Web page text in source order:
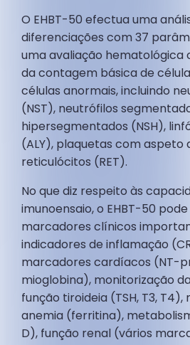
O EHBT-50 efectua uma
diferenciações com 37
uma avaliação hematológica
da contagem básica de
células anormais, incluindo
(NST), neutrófilos
hipersegmentados (NSH),
(ALY), plaquetas com aspeto
reticulócitos (RET).
No que diz respeito às
imunoensaio, o EHBT-50
marcadores clínicos
indicadores de inflamação
marcadores cardíacos (NT-
mioglobina), monitorização
função tiroideia (TSH, T3,
anemia (ferritina),
D), função renal (vários